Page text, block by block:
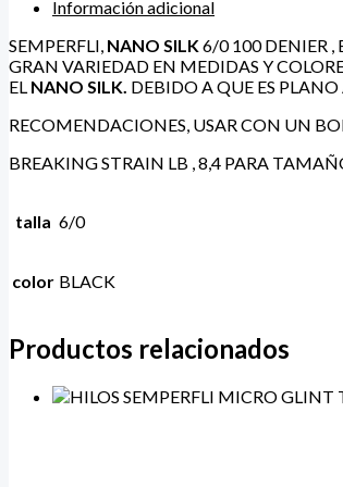
Información adicional
SEMPERFLI, NANO SILK6/0 100 DENIER ,
GRAN VARIEDAD EN MEDIDAS Y
EL NANO SILK. DEBIDO A QUE ES
RECOMENDACIONES, USAR CON UN
BREAKING STRAIN LB , 8,4 PARA
talla 6/0
color BLACK
Productos relacionados